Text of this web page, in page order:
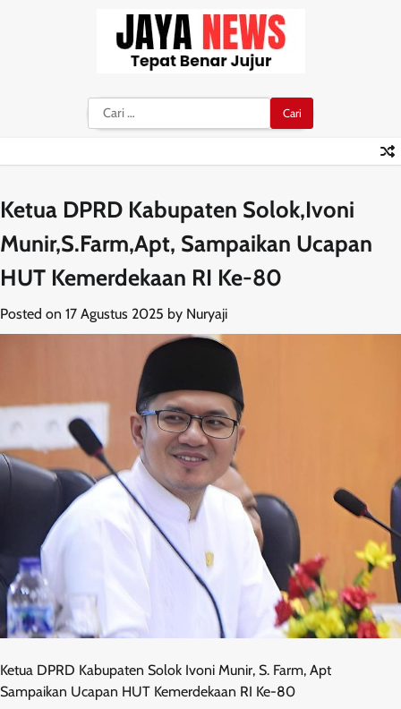
Cari
untuk:
Ketua DPRD Kabupaten Solok,Ivoni
Munir,S.Farm,Apt, Sampaikan Ucapan
HUT Kemerdekaan RI Ke-80
Posted on 17 Agustus 2025 by Nuryaji
Ketua DPRD Kabupaten Solok Ivoni Munir, S. Farm, Apt
Sampaikan Ucapan HUT Kemerdekaan RI Ke-80